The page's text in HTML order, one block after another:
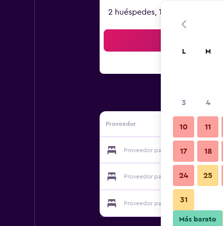
2 huéspedes, 1 habitación
Proveedor
Proveedor para Thalassa Seaside
Proveedor para Thalassa Seaside
Proveedor para Thalassa Seaside
L M
3 4
10 11
17 18
24 25
31
Más barato